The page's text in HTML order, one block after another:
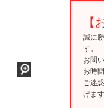
【
誠に
す。
お問
お時
ご迷
げます